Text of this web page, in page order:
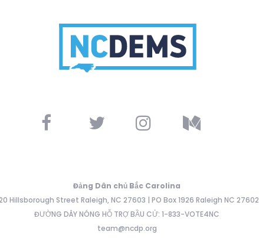
Đảng Dân chủ Bắc Carolina
Hillsborough Street Raleigh, NC 27603 | PO Box 1926 Raleigh NC 27602
ĐƯỜNG DÂY NÓNG HỖ TRỢ BẦU CỬ: 1-833-VOTE4NC
team@ncdp.org